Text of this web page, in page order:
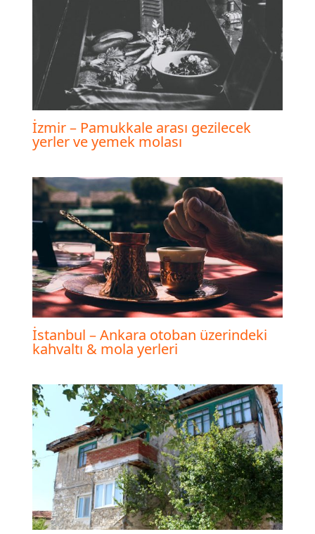
İzmir – Pamukkale arası gezilecek
yerler ve yemek molası
İstanbul – Ankara otoban üzerindeki
kahvaltı & mola yerleri